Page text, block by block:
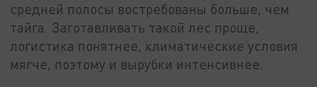
средней полосы востребованы больше, чем
тайга. Заготавливать такой лес проще,
логистика понятнее, климатические условия
мягче, поэтому и вырубки интенсивнее.